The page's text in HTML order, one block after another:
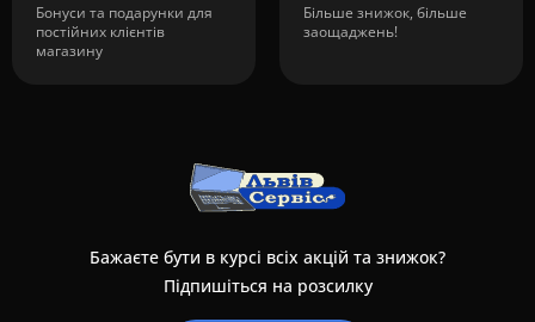
Бонуси та подарунки для
постійних клієнтів
магазину
Більше знижок, більше
заощаджень!
Бажаєте бути в курсі всіх акцій та знижок?
Підпишіться на розсилку